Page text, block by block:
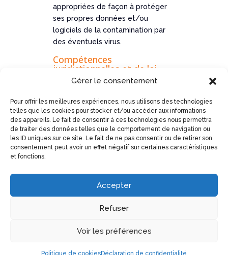
Gérer le consentement
Pour offrir les meilleures expériences, nous utilisons des technologies
telles que les cookies pour stocker et/ou accéder aux informations
des appareils. Le fait de consentir à ces technologies nous permettra
de traiter des données telles que le comportement de navigation ou
les ID uniques sur ce site. Le fait de ne pas consentir ou de retirer son
consentement peut avoir un effet négatif sur certaines caractéristiques
et fonctions.
Accepter
Refuser
Voir les préférences
Politique de cookiesDéclaration de confidentialité
appropriées de façon à protéger
ses propres données et/ou
logiciels de la contamination par
des éventuels virus.
Compétences
juridictionnelles et de loi
applicable
porté devant les juridictions
françaises et sera régi et analysé
selon les règles de droit commun
de la législation française. Dans le
cas où l’une des dispositions de
nulle ou inapplicable pour quelque
raison que ce soit, elle n’affecterait
pas la validité, ni l’application des
autres dispositions.